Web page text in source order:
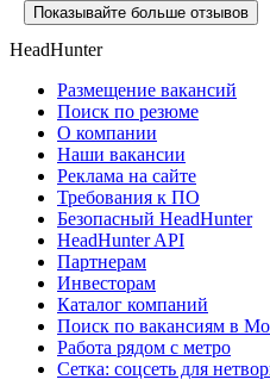
Показывайте больше отзывов
HeadHunter
Размещение вакансий
Поиск по резюме
О компании
Наши вакансии
Реклама на сайте
Требования к ПО
Безопасный HeadHunter
HeadHunter API
Партнерам
Инвесторам
Каталог компаний
Поиск по вакансиям в
Работа рядом с метро
Сетка: соцсеть для